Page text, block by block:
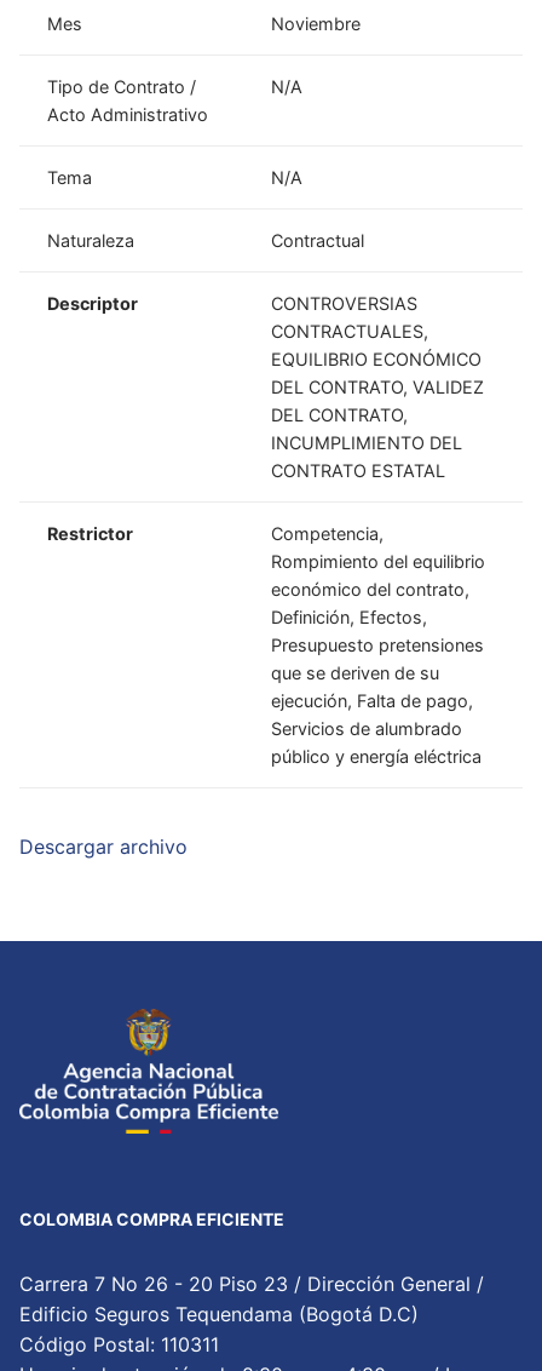
Mes Noviembre
Tipo de Contrato /
Acto Administrativo
N/A
Tema N/A
Naturaleza Contractual
Descriptor
CONTROVERSIAS
CONTRACTUALES,
EQUILIBRIO ECONÓMICO
DEL CONTRATO, VALIDEZ
DEL CONTRATO,
INCUMPLIMIENTO DEL
CONTRATO ESTATAL
Restrictor
Competencia,
Rompimiento del equilibrio
económico del contrato,
Definición, Efectos,
Presupuesto pretensiones
que se deriven de su
ejecución, Falta de pago,
Servicios de alumbrado
público y energía eléctrica
Descargar archivo
COLOMBIA COMPRA EFICIENTE
Carrera 7 No 26 - 20 Piso 23 / Dirección General /
Edificio Seguros Tequendama (Bogotá D.C)
Código Postal: 110311